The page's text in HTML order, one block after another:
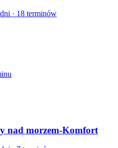
· 18 terminów
nad morzem-Komfort